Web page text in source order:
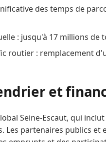
des temps de
: jusqu'à 17 millions de
routier : remplacement
et
Seine‑Escaut, qui
Les partenaires publics